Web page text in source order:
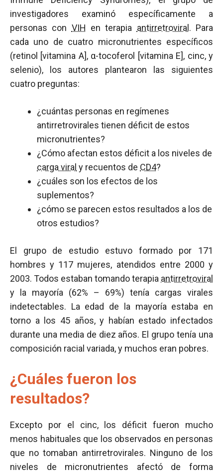
investigadores examinó específicamente a
personas con VIH en terapia antirretroviral . Para
cada uno de cuatro micronutrientes específicos
(retinol [vitamina A], α-tocoferol [vitamina E], cinc, y
selenio), los autores plantearon las siguientes
cuatro preguntas:
¿cuántas personas en regímenes
antirretrovirales tienen déficit de estos
micronutrientes?
¿Cómo afectan estos déficit a los niveles de
carga viral y recuentos de CD4?
¿cuáles son los efectos de los
suplementos?
¿cómo se parecen estos resultados a los de
otros estudios?
El grupo de estudio estuvo formado por 171
hombres y 117 mujeres, atendidos entre 2000 y
2003. Todos estaban tomando terapia antirretroviral
y la mayoría (62% – 69%) tenía cargas virales
indetectables. La edad de la mayoría estaba en
torno a los 45 años, y habían estado infectados
durante una media de diez años. El grupo tenía una
composición racial variada, y muchos eran pobres.
¿Cuáles fueron los
resultados?
Excepto por el cinc, los déficit fueron mucho
menos habituales que los observados en personas
que no tomaban antirretrovirales. Ninguno de los
niveles de micronutrientes afectó de forma